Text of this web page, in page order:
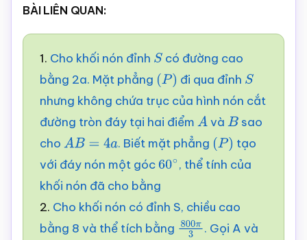
BÀI LIÊN QUAN:
1. Cho khối nón đỉnh S có đường cao
bằng 2a. Mặt phẳng (P) đi qua đỉnh S
nhưng không chứa trục của hình nón cắt
đường tròn đáy tại hai điểm A vàB sao
cho AB= 4a . Biết mặt phẳng (P) tạo
với đáy nón một góc60∘, thể tính của
khối nón đã cho bằng
2. Cho khối nón có đỉnh S, chiều cao
bằng 8 và thể tích bằng 800π 3
. Gọi A và